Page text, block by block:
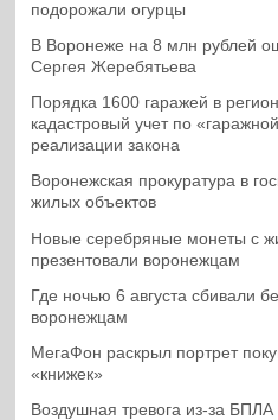
подорожали огурцы
В Воронеже на 8 млн рублей
Сергея Жеребятьева
Порядка 1600 гаражей в
кадастровый учет по
реализации закона
Воронежская прокуратура в
жилых объектов
Новые серебряные монеты с
презентовали воронежцам
Где ночью 6 августа сбивали
воронежцам
МегаФон раскрыл портрет
«книжек»
Воздушная тревога из-за БПЛА